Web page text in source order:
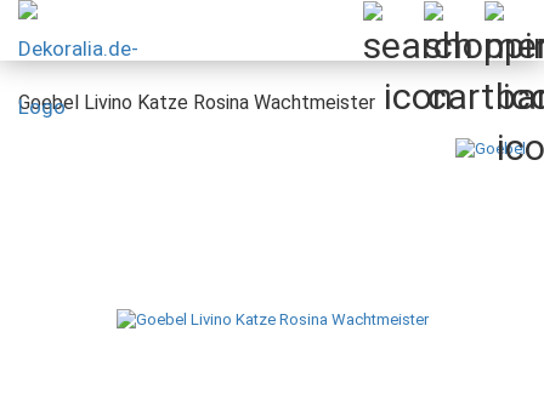
Goebel Livino Katze Rosina Wachtmeister